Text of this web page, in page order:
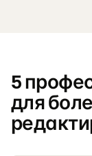
5
для